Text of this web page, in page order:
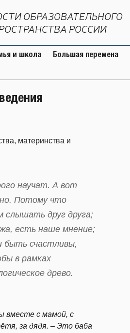
ОБРАЗОВАТЕЛЬНОГО
РОССИИ
и школа Большая перемена
материнства и
научат. А вот
Потому что
слышать друг друга;
есть наше мнение;
быть счастливы,
в рамках
древо.
вместе с мамой, с
за дядя. – Это баба